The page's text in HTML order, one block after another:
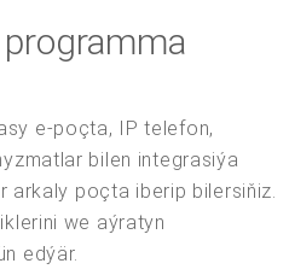
e-poçta, IP telefon,
bilen integrasiýa
arkaly poçta iberip bilersiňiz.
we aýratyn
edýär.